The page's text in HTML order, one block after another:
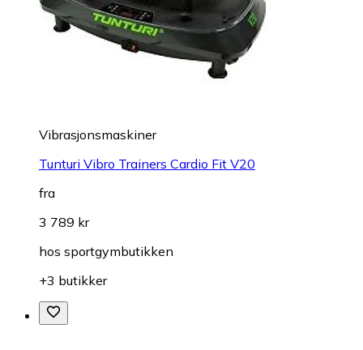
Vibrasjonsmaskiner
Tunturi Vibro Trainers Cardio Fit V20
fra
3 789 kr
hos sportgymbutikken
+3 butikker